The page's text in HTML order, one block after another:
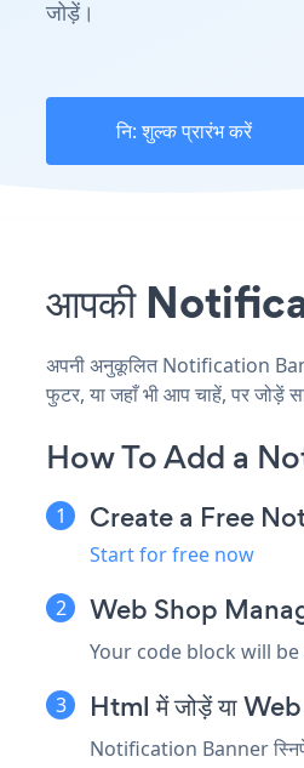
जोड़ें।
नि: शुल्क प्रारंभ करें
आपकी
अपनी अनुकूलित Notification
फुटर, या जहाँ भी आप चाहें, पर जोड़ें
How To Add a
Create a Free
Start for free now
Web Shop
Your code block will
Html में जोड़ें या
Notification Banner